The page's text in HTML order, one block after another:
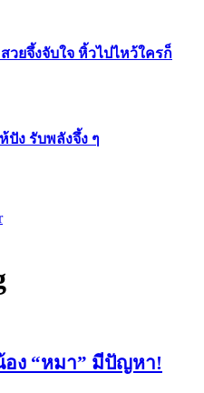
วยจึ้งจับใจ หิ้วไปไหว้ใครก็
ปัง รับพลังจึ้ง ๆ
ง “หมา” มีปัญหา!